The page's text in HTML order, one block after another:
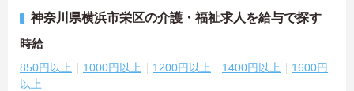
神奈川県横浜市栄区の介護・福祉求人を給与で探す
時給
850円以上 1000円以上 1200円以上 1400円以上
1600円
以上